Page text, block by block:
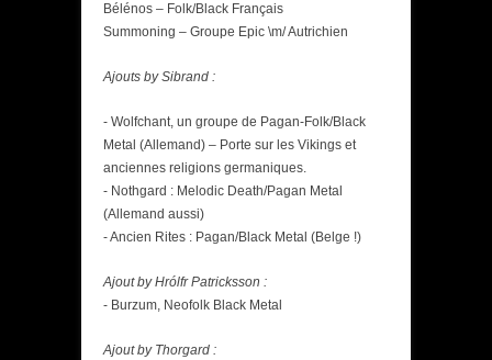
Bélénos – Folk/Black Français
Summoning – Groupe Epic \m/ Autrichien
Ajouts by Sibrand :
- Wolfchant, un groupe de Pagan-Folk/Black
Metal (Allemand) – Porte sur les Vikings et
anciennes religions germaniques.
- Nothgard : Melodic Death/Pagan Metal
(Allemand aussi)
- Ancien Rites : Pagan/Black Metal (Belge !)
Ajout by Hrólfr Patricksson :
- Burzum, Neofolk Black Metal
Ajout by Thorgard :